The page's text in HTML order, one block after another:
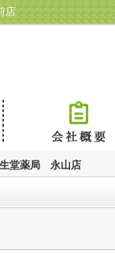
店
堂薬局 永山店